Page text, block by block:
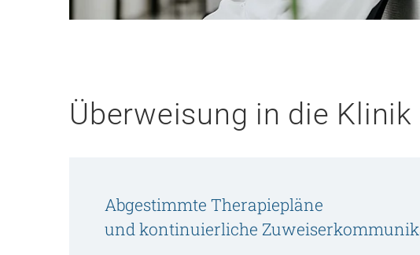
Überweisung in die
Abgestimmte Therapiepläne
und kontinuierliche